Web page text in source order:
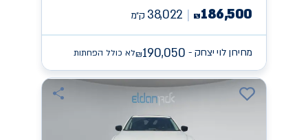
₪186,500
38,022 ק״מ
מחירון לוי יצחק - ₪190,050 לא כולל הפחתות